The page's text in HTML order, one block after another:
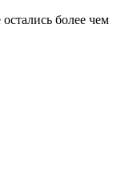
более чем